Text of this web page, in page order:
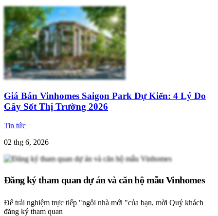
Giá Bán Vinhomes Saigon Park Dự Kiến: 4 Lý Do
Gây Sốt Thị Trường 2026
Tin tức
02 thg 6, 2026
Đăng ký tham quan dự án và căn hộ mẫu Vinhomes
Để trải nghiệm trực tiếp "ngôi nhà mới "của bạn, mời Quý khách
đăng ký tham quan